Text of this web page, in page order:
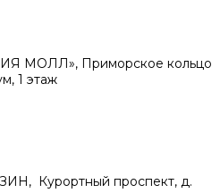
МОЛЛ», Приморское кольцо
1 этаж
Курортный проспект, д.